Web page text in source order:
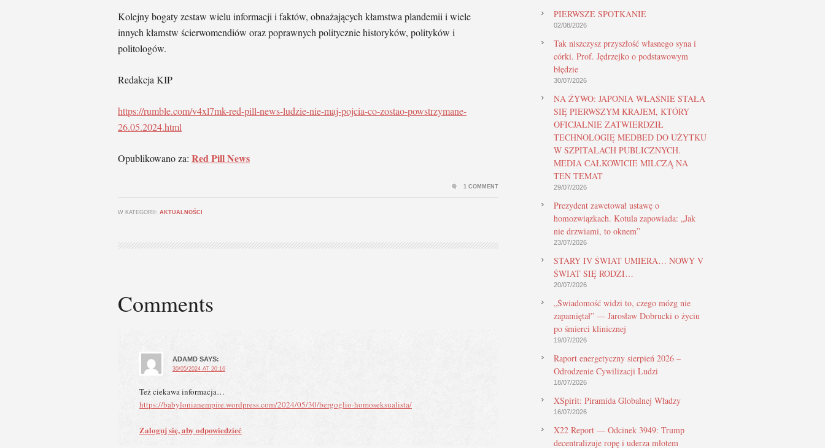
Kolejny bogaty zestaw wielu informacji i faktów, obnażających kłamstwa plandemii i wiele
innych kłamstw ścierwomendiów oraz poprawnych politycznie historyków, polityków i
politologów.
Redakcja KIP
https://rumble.com/v4xl7mk-red-pill-news-ludzie-nie-maj-pojcia-co-zostao-powstrzymane-
26.05.2024.html
Opublikowano za: Red Pill News
W KATEGORII: AKTUALNOŚCI
1 COMMENT
Comments
ADAMD SAYS:
30/05/2024 AT 20:16
Też ciekawa informacja…
https://babylonianempire.wordpress.com/2024/05/30/bergoglio-homoseksualista/
Zaloguj się, aby odpowiedzieć
PIERWSZE SPOTKANIE
02/08/2026
Tak niszczysz przyszłość własnego syna i
córki. Prof. Jędrzejko o podstawowym
błędzie
30/07/2026
NA ŻYWO: JAPONIA WŁAŚNIE STAŁA
SIĘ PIERWSZYM KRAJEM, KTÓRY
OFICJALNIE ZATWIERDZIŁ
TECHNOLOGIĘ MEDBED DO UŻYTKU
W SZPITALACH PUBLICZNYCH.
MEDIA CAŁKOWICIE MILCZĄ NA
TEN TEMAT
29/07/2026
Prezydent zawetował ustawę o
homozwiązkach. Kotula zapowiada: „Jak
nie drzwiami, to oknem”
23/07/2026
STARY IV ŚWIAT UMIERA… NOWY V
ŚWIAT SIĘ RODZI…
20/07/2026
„Świadomość widzi to, czego mózg nie
zapamiętał” — Jarosław Dobrucki o życiu
po śmierci klinicznej
19/07/2026
Raport energetyczny sierpień 2026 –
Odrodzenie Cywilizacji Ludzi
18/07/2026
XSpirit: Piramida Globalnej Władzy
16/07/2026
X22 Report — Odcinek 3949: Trump
decentralizuje ropę i uderza młotem